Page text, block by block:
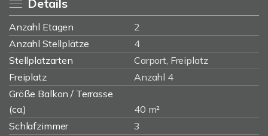
Details
Anzahl Etagen
2
Anzahl Stellplätze
4
Stellplatzarten
Carport, Freiplatz
Freiplatz
Anzahl 4
Größe Balkon / Terrasse
(ca.)
40 m²
Schlafzimmer
3